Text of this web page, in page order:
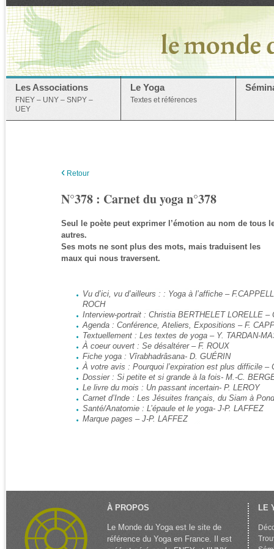
Les Associations
FNEY – UNY – SNPY –
UEY
Le Yoga
Textes et références
‹ Retour
N°378 : Carnet du yoga n°378
Seul le poète peut exprimer l’émotion au nom de tous
autres.
Ses mots ne sont plus des mots, mais traduisent les
maux qui nous traversent.
Vu d’ici, vu d’ailleurs : : Yoga à l’affiche –
ROCH
Interview-portrait : Christia BERTHELET LORELLE –
Agenda : Conférence, Ateliers, Expositions – F.
Textuellement : Les textes de yoga – Y. TARDAN-
À coeur ouvert : Se désaltérer – F. ROUX
Fiche yoga : Vîrabhadrâsana- D. GUÉRIN
À votre avis : Pourquoi l’expiration est plus difficile –
Dossier : Si petite et si grande à la fois- M.-C.
Le livre du mois : Un passant incertain- P. LEROY
Carnet d’Inde : Les Jésuites français, du Siam à
Santé/Anatomie : L’épaule et le yoga- J-P. LAFFEZ
Marque pages – J-P. LAFFEZ
À PROPOS
Le Monde du Yoga est le site de
référence du Yoga en France. Il est
LE